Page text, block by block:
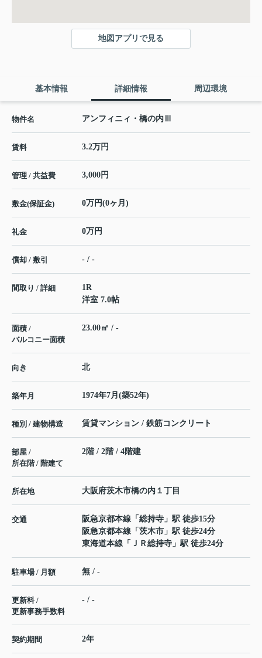
地図アプリで見る
基本情報 詳細情報 周辺環境
物件名 アンフィニィ・橋の内Ⅲ
賃料 3.2万円
管理 / 共益費 3,000円
敷金(保証金) 0万円(0ヶ月)
礼金 0万円
償却 / 敷引 - / -
間取り / 詳細
1R
洋室 7.0帖
面積 /
バルコニー面積
23.00㎡ / -
向き 北
築年月 1974年7月(築52年)
種別 / 建物構造 賃貸マンション / 鉄筋コンクリート
部屋 /
所在階 / 階建て
2階 / 2階 / 4階建
所在地 大阪府茨木市橋の内 １丁目
交通 阪急京都本線 「 総持寺 」駅 徒歩15分
阪急京都本線 「 茨木市 」駅 徒歩24分
東海道本線 「 ＪＲ総持寺 」駅 徒歩24分
駐車場 / 月額 無 / -
更新料 /
更新事務手数料
- / -
契約期間 2年